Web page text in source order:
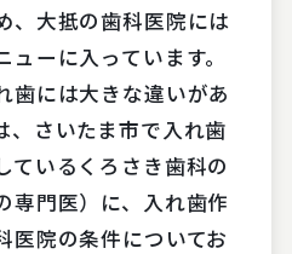
、大抵の歯科医院には
ューに入っています。
歯には大きな違いがあ
、さいたま市で入れ歯
ているくろさき歯科の
専門医）に、入れ歯作
医院の条件についてお